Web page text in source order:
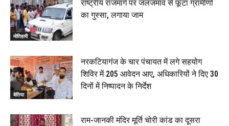
मोतिहारी
राष्ट्रीय राजमार्ग पर जलजमाव से फूटा ग्रामीणों
का गुस्सा, लगाया जाम
बेतिया
नरकटियागंज के चार पंचायत में लगे सहयोग
शिविर में 205 आवेदन आए, अधिकारियों ने दिए 30
दिनों में निष्पादन के निर्देश
राम-जानकी मंदिर मूर्ति चोरी कांड का दूसरा